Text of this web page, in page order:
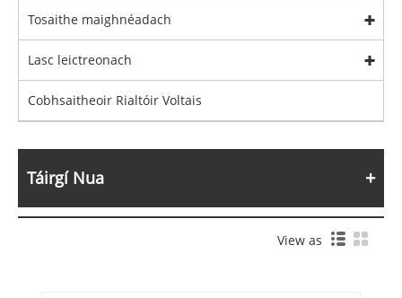
Tosaithe maighnéadach
Lasc leictreonach
Cobhsaitheoir Rialtóir Voltais
Táirgí Nua
View as